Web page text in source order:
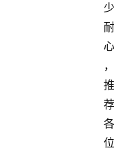
少
耐
心
，
推
荐
各
位